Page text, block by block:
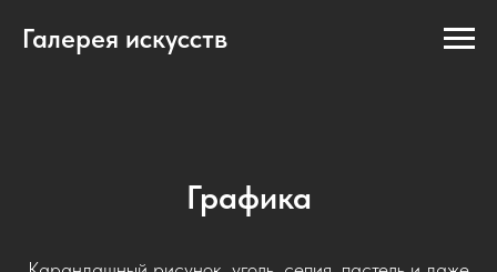
Галерея искусств
Графика